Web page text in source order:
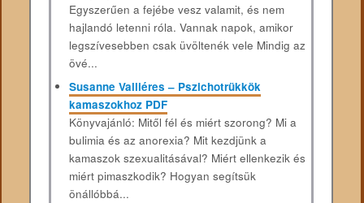
Egyszerűen a fejébe vesz valamit, és nem
hajlandó letenni róla. Vannak napok, amikor
legszívesebben csak üvöltenék vele Mindig az
övé...
Susanne Valliéres – Pszichotrükkök
kamaszokhoz PDF
Könyvajánló: Mitől fél és miért szorong? Mi a
bulimia és az anorexia? Mit kezdjünk a
kamaszok szexualitásával? Miért ellenkezik és
miért pimaszkodik? Hogyan segítsük
önállóbbá...